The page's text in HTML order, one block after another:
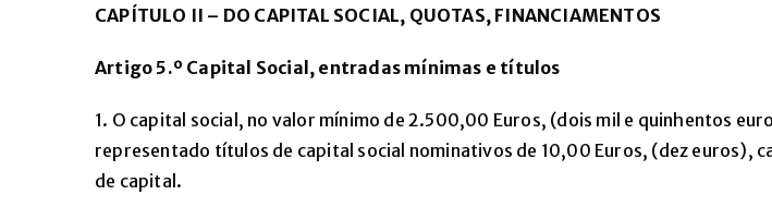
CAPÍTULO II – DO CAPITAL SOCIAL, QUOTAS, FINANCIAMENTOS
Artigo 5.º Capital Social, entradas mínimas e títulos
1. O capital social, no valor mínimo de 2.500,00 Euros, (dois mil e quinhentos
representado títulos de capital social nominativos de 10,00 Euros, (dez euros),
de capital.